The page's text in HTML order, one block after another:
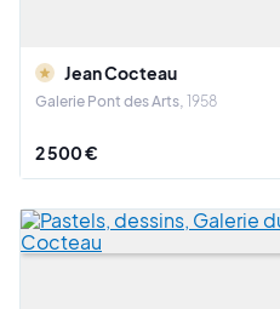
Jean Cocteau
Galerie Pont des Arts 1958
2 500 €